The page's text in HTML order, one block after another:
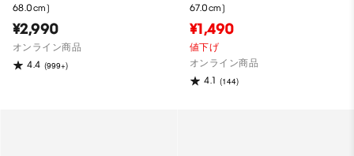
68.0cm)
¥2,990
オンライン商品
4.4 (999+)
67.0cm)
¥1,490
値下げ
オンライン商品
4.1 (144)